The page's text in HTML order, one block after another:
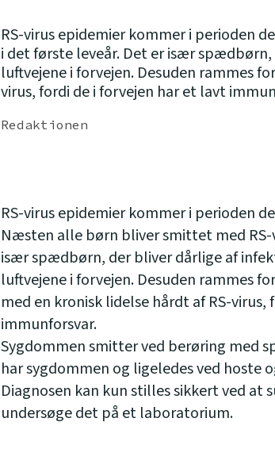
RS-virus epidemier kommer i perioden
i det første leveår. Det er især
luftvejene i forvejen. Desuden rammes
virus, fordi de i forvejen har et lavt
Redaktionen
RS-virus epidemier kommer i perioden
Næsten alle børn bliver smittet med
især spædbørn, der bliver dårlige af
luftvejene i forvejen. Desuden rammes
med en kronisk lidelse hårdt af RS-
immunforsvar.
Sygdommen smitter ved berøring med
har sygdommen og ligeledes ved hoste
Diagnosen kan kun stilles sikkert ved at
undersøge det på et laboratorium.